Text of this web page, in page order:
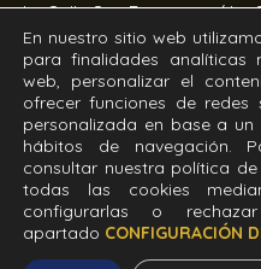
La Salle San Francisco /La
Obras
Estrella Azahara /Manos
Alfa /Hogar San Ramón y
Todos los derechos
En nuestro sitio web
para finalidades analíticas
web, personalizar el
ofrecer funciones de redes
personalizada en base a
hábitos de navegación.
consultar nuestra política de
todas las cookies
configurarlas o
apartado CONFIGURACIÓN